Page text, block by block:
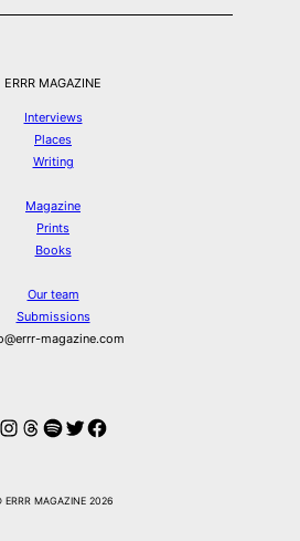
ERRR MAGAZINE
Interviews
Places
Writing
Magazine
Prints
Books
Our team
Submissions
magazine.com
Instagram
Threads
Spotify
Twitter
Facebook
ERRR MAGAZINE 2026